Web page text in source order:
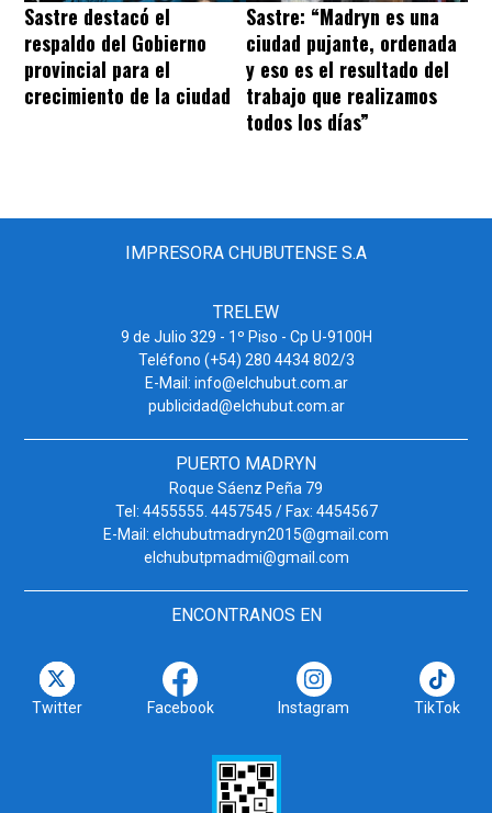
Sastre destacó el
respaldo del Gobierno
provincial para el
crecimiento de la ciudad
Sastre: “Madryn es una
ciudad pujante, ordenada
y eso es el resultado del
trabajo que realizamos
todos los días”
IMPRESORA CHUBUTENSE S.A
TRELEW
9 de Julio 329 - 1º Piso - Cp U-9100H
Teléfono (+54) 280 4434 802/3
E-Mail: info@elchubut.com.ar
publicidad@elchubut.com.ar
PUERTO MADRYN
Roque Sáenz Peña 79
Tel: 4455555. 4457545 / Fax: 4454567
E-Mail: elchubutmadryn2015@gmail.com
elchubutpmadmi@gmail.com
ENCONTRANOS EN
Twitter Facebook Instagram TikTok